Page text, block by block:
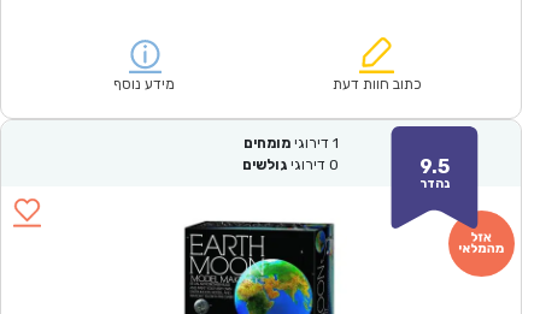
₪100.00.
הוא:
כתוב חוות דעת מידע נוסף
9.5
נהדר
1 דירוגי מומחים
0 דירוגי גולשים